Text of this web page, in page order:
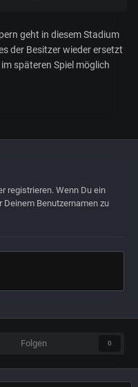
geht in diesem Stadium
der Besitzer wieder ersetzt
späteren Spiel möglich
registrieren. Wenn Du ein
Deinem Benutzernamen zu
Folgen 0